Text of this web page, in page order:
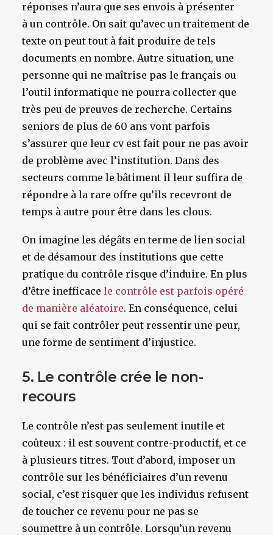
réponses n’aura que ses envois à présenter
à un contrôle. On sait qu’avec un traitement de
texte on peut tout à fait produire de tels
documents en nombre. Autre situation, une
personne qui ne maîtrise pas le français ou
l’outil informatique ne pourra collecter que
très peu de preuves de recherche. Certains
seniors de plus de 60 ans vont parfois
s’assurer que leur cv est fait pour ne pas avoir
de problème avec l’institution. Dans des
secteurs comme le bâtiment il leur suffira de
répondre à la rare offre qu’ils recevront de
temps à autre pour être dans les clous.
On imagine les dégâts en terme de lien social
et de désamour des institutions que cette
pratique du contrôle risque d’induire. En plus
d’être inefficace le contrôle est parfois opéré
de manière aléatoire. En conséquence, celui
qui se fait contrôler peut ressentir une peur,
une forme de sentiment d’injustice.
5. Le contrôle crée le non-
recours
Le contrôle n’est pas seulement inutile et
coûteux : il est souvent contre-productif, et ce
à plusieurs titres. Tout d’abord, imposer un
contrôle sur les bénéficiaires d’un revenu
social, c’est risquer que les individus refusent
de toucher ce revenu pour ne pas se
soumettre à un contrôle. Lorsqu’un revenu